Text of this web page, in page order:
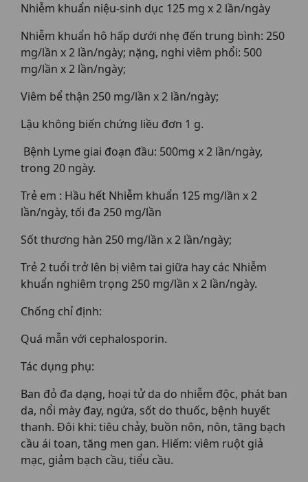
Nhiễm khuẩn niệu-sinh dục 125 mg x 2 lần/ngày
Nhiễm khuẩn hô hấp dưới nhẹ đến trung bình: 250
mg/lần x 2 lần/ngày; nặng, nghi viêm phổi: 500
mg/lần x 2 lần/ngày;
Viêm bể thận 250 mg/lần x 2 lần/ngày;
Lậu không biến chứng liều đơn 1 g.
Bệnh Lyme giai đoạn đầu: 500mg x 2 lần/ngày,
trong 20 ngày.
Trẻ em : Hầu hết Nhiễm khuẩn 125 mg/lần x 2
lần/ngày, tối đa 250 mg/lần
Sốt thương hàn 250 mg/lần x 2 lần/ngày;
Trẻ 2 tuổi trở lên bị viêm tai giữa hay các Nhiễm
khuẩn nghiêm trọng 250 mg/lần x 2 lần/ngày.
Chống chỉ định:
Quá mẫn với cephalosporin.
Tác dụng phụ:
Ban đỏ đa dạng, hoại tử da do nhiễm độc, phát ban
da, nổi mày đay, ngứa, sốt do thuốc, bệnh huyết
thanh. Ðôi khi: tiêu chảy, buồn nôn, nôn, tăng bạch
cầu ái toan, tăng men gan. Hiếm: viêm ruột giả
mạc, giảm bạch cầu, tiểu cầu.